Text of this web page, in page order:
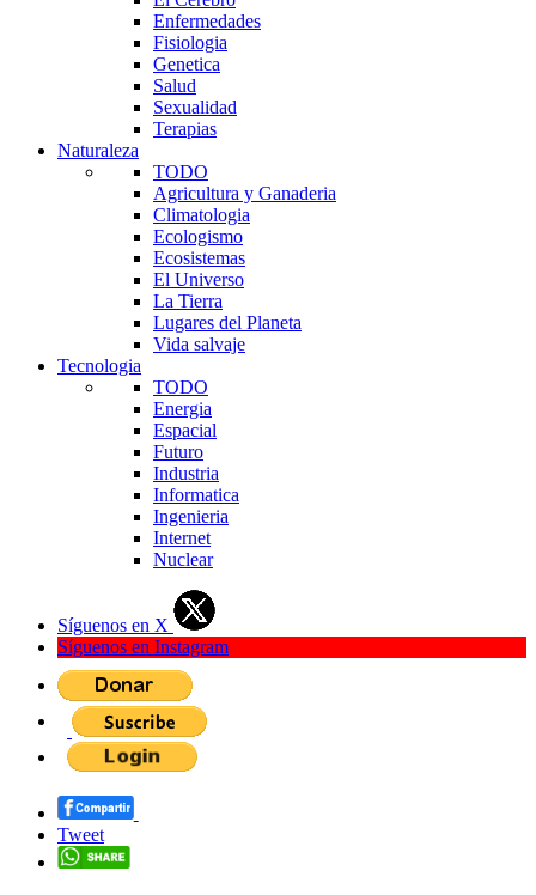
Enfermedades
Fisiologia
Genetica
Salud
Sexualidad
Terapias
Naturaleza
TODO
Agricultura y Ganaderia
Climatologia
Ecologismo
Ecosistemas
El Universo
La Tierra
Lugares del Planeta
Vida salvaje
Tecnologia
TODO
Energia
Espacial
Futuro
Industria
Informatica
Ingenieria
Internet
Nuclear
Síguenos en X
Síguenos en Instagram
Tweet